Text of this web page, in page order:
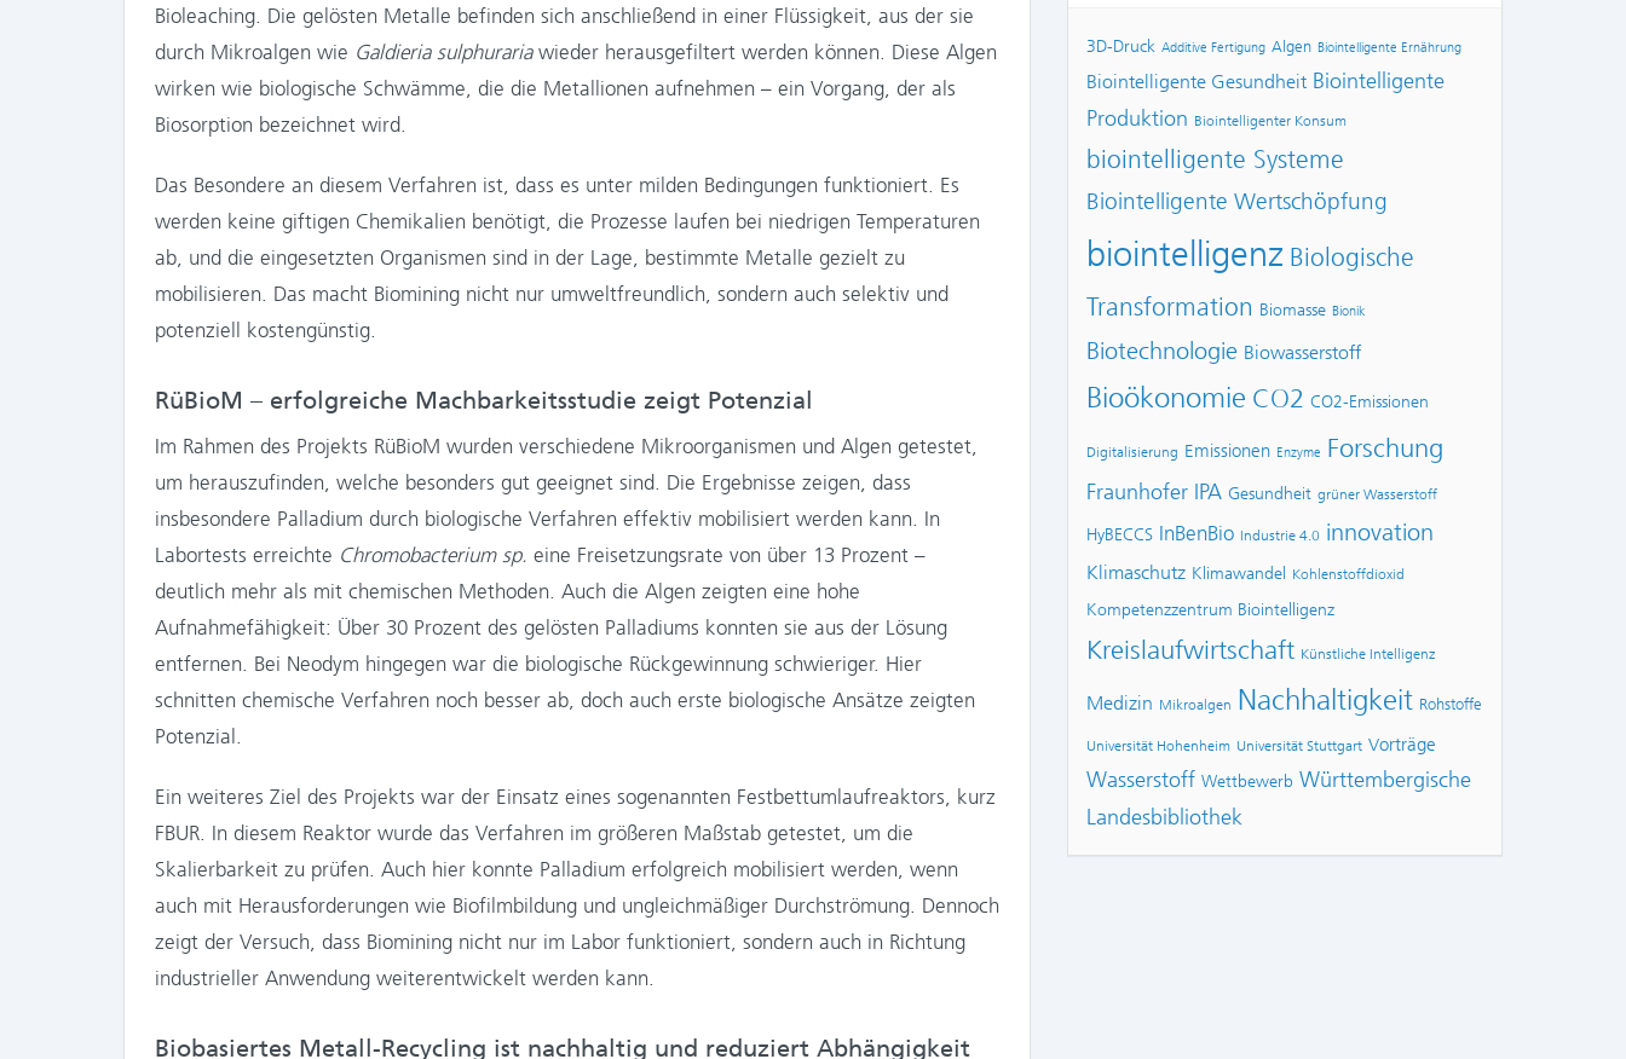
Bioleaching. Die gelösten Metalle befinden sich anschließend in einer Flüssigkeit, aus der sie
durch Mikroalgen wie Galdieria sulphurariawieder herausgefiltert werden können. Diese Algen
wirken wie biologische Schwämme, die die Metallionen aufnehmen – ein Vorgang, der als
Biosorption bezeichnet wird.
Das Besondere an diesem Verfahren ist, dass es unter milden Bedingungen funktioniert. Es
werden keine giftigen Chemikalien benötigt, die Prozesse laufen bei niedrigen Temperaturen
ab, und die eingesetzten Organismen sind in der Lage, bestimmte Metalle gezielt zu
mobilisieren. Das macht Biomining nicht nur umweltfreundlich, sondern auch selektiv und
potenziell kostengünstig.
RüBioM – erfolgreiche Machbarkeitsstudie zeigt Potenzial
Im Rahmen des Projekts RüBioM wurden verschiedene Mikroorganismen und Algen getestet,
um herauszufinden, welche besonders gut geeignet sind. Die Ergebnisse zeigen, dass
insbesondere Palladium durch biologische Verfahren effektiv mobilisiert werden kann. In
Labortests erreichte Chromobacterium sp. eine Freisetzungsrate von über 13 Prozent –
deutlich mehr als mit chemischen Methoden. Auch die Algen zeigten eine hohe
Aufnahmefähigkeit: Über 30 Prozent des gelösten Palladiums konnten sie aus der Lösung
entfernen. Bei Neodym hingegen war die biologische Rückgewinnung schwieriger. Hier
schnitten chemische Verfahren noch besser ab, doch auch erste biologische Ansätze zeigten
Potenzial.
Ein weiteres Ziel des Projekts war der Einsatz eines sogenannten Festbettumlaufreaktors, kurz
FBUR. In diesem Reaktor wurde das Verfahren im größeren Maßstab getestet, um die
Skalierbarkeit zu prüfen. Auch hier konnte Palladium erfolgreich mobilisiert werden, wenn
auch mit Herausforderungen wie Biofilmbildung und ungleichmäßiger Durchströmung. Dennoch
zeigt der Versuch, dass Biomining nicht nur im Labor funktioniert, sondern auch in Richtung
industrieller Anwendung weiterentwickelt werden kann.
Biobasiertes Metall-Recycling ist nachhaltig und reduziert Abhängigkeit
3D-Druck Additive Fertigung Algen Biointelligente Ernährung
Biointelligente Gesundheit Biointelligente
Produktion Biointelligenter Konsum
biointelligente Systeme
Biointelligente Wertschöpfung
biointelligenz Biologische
Transformation Biomasse Bionik
Biotechnologie Biowasserstoff
Bioökonomie CO2 CO2-Emissionen
Digitalisierung Emissionen Enzyme Forschung
Fraunhofer IPA Gesundheit grüner Wasserstoff
HyBECCS InBenBio Industrie 4.0 innovation
Klimaschutz Klimawandel Kohlenstoffdioxid
Kompetenzzentrum Biointelligenz
Kreislaufwirtschaft Künstliche Intelligenz
Medizin Mikroalgen Nachhaltigkeit Rohstoffe
Universität Hohenheim Universität Stuttgart Vorträge
Wasserstoff Wettbewerb Württembergische
Landesbibliothek